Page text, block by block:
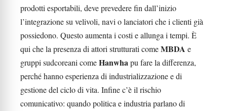
prodotti esportabili, deve prevedere fin dall’inizio
l’integrazione su velivoli, navi o lanciatori che i clienti già
possiedono. Questo aumenta i costi e allunga i tempi. È
qui che la presenza di attori strutturati comeMBDA e
gruppi sudcoreani comeHanwhapu fare la differenza,
perché hanno esperienza di industrializzazione e di
gestione del ciclo di vita. Infine c’è il rischio
comunicativo: quando politica e industria parlano di